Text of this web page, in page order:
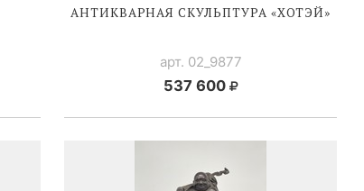
АНТИКВАРНАЯ СКУЛЬПТУРА «ХОТЭЙ»
арт. 02_9877
537 600